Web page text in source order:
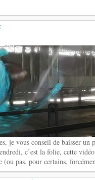
je vous conseil de baisser
c’est la folie, cette
(ou pas, pour certains,